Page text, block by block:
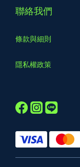
聯絡我們
條款與細則
隱私權政策